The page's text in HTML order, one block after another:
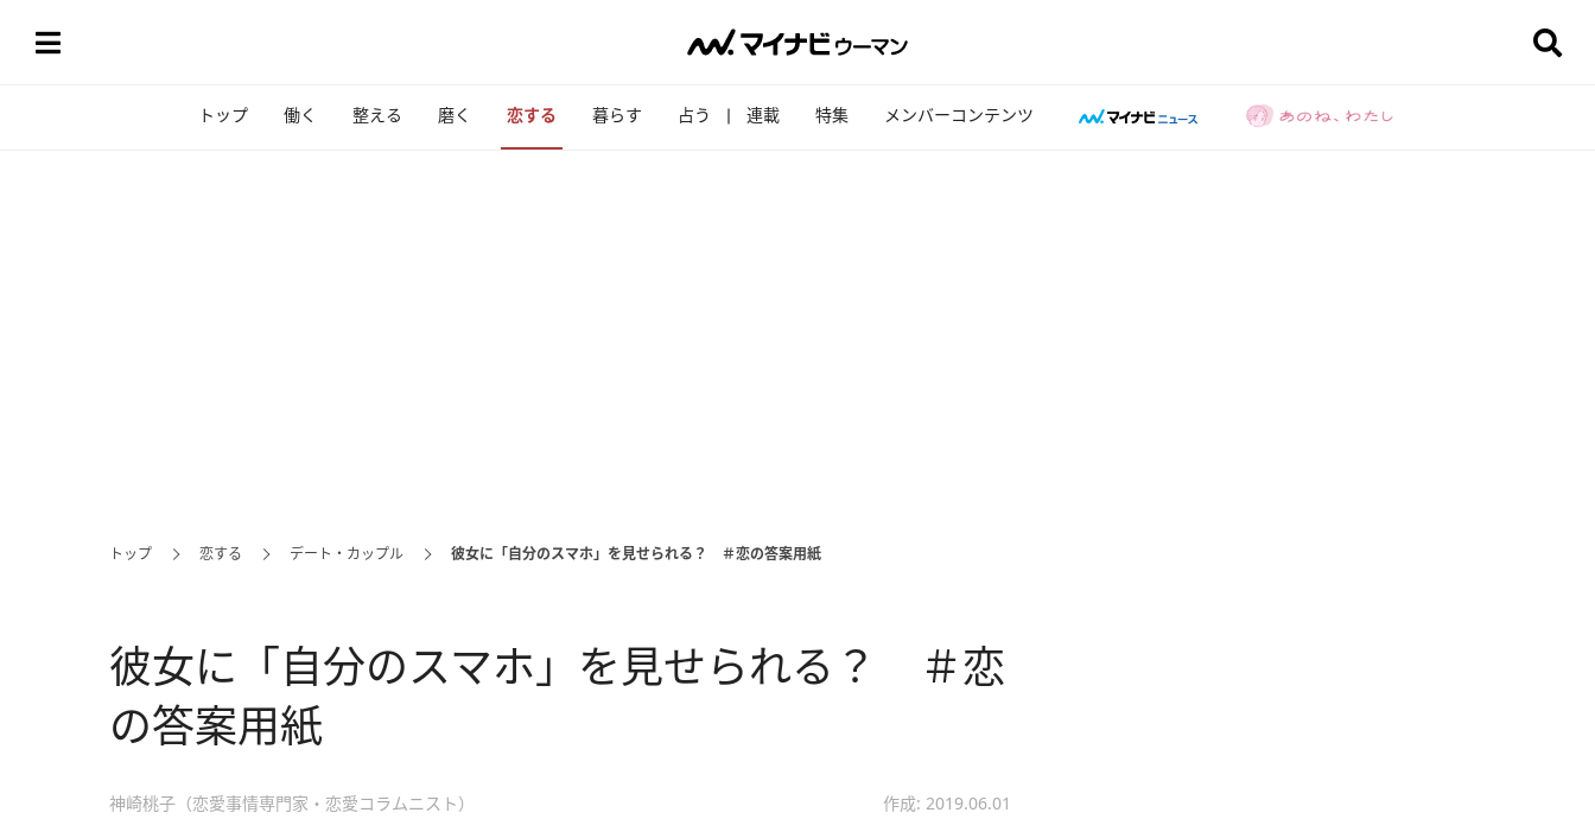
トップ 働く 整える 磨く 恋する 暮らす 占う 連載 特集 メンバーコンテンツ
トップ 恋する デート・カップル 彼女に「自分のスマホ」を見せられる？ ＃恋の答案用紙
彼女に「自分のスマホ」を見せられる？ ＃恋
の答案用紙
神崎桃子（恋愛事情専門家・恋愛コラムニスト） 作成: 2019.06.01